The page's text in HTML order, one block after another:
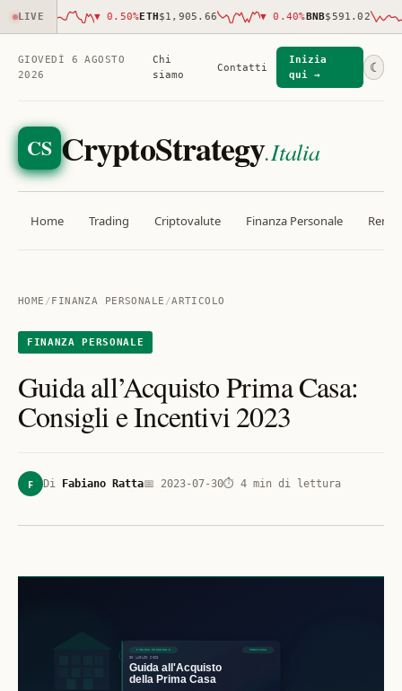
LIVE ▼ 0.50%ETH$1,905.66 ▼ 0.40%BNB$591.02
GIOVEDÌ 6 AGOSTO
2026
Chi
siamo
Contatti
Inizia
qui →
☾
CS CryptoStrategy.Italia
Home Trading Criptovalute Finanza Personale
HOME /FINANZA PERSONALE /ARTICOLO
FINANZA PERSONALE
Guida all’Acquisto Prima Casa:
Consigli e Incentivi 2023
F Di Fabiano Ratta📅 2023-07-30⏱ 4 min di lettura